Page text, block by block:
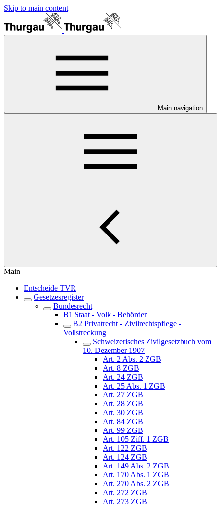
Skip to main content
Main navigation
Main
Entscheide TVR
Gesetzesregister
Bundesrecht
B1 Staat - Volk - Behörden
B2 Privatrecht - Zivilrechtspflege -
Vollstreckung
Schweizerisches Zivilgesetzbuch vom
10. Dezember 1907
Art. 2 Abs. 2 ZGB
Art. 8 ZGB
Art. 24 ZGB
Art. 25 Abs. 1 ZGB
Art. 27 ZGB
Art. 28 ZGB
Art. 30 ZGB
Art. 84 ZGB
Art. 99 ZGB
Art. 105 Ziff. 1 ZGB
Art. 122 ZGB
Art. 124 ZGB
Art. 149 Abs. 2 ZGB
Art. 170 Abs. 1 ZGB
Art. 270 Abs. 2 ZGB
Art. 272 ZGB
Art. 273 ZGB